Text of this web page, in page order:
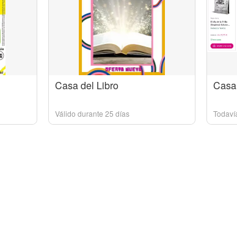
Casa del Libro
Válido durante 25 días